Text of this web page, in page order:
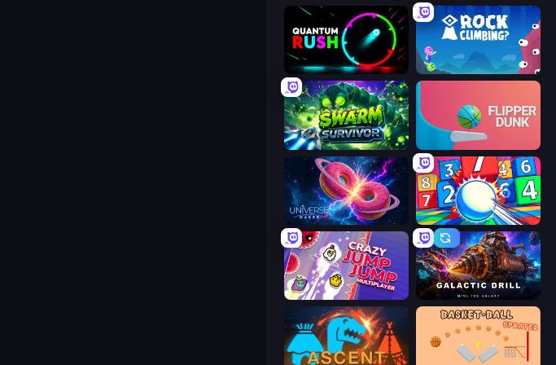
Quantum Rush Rock Climbing?
Swarm Survivor Flipper Dunk 3D
Universe Maker Entropy
Crazy Jump Jump Multiplayer Galactic Drill